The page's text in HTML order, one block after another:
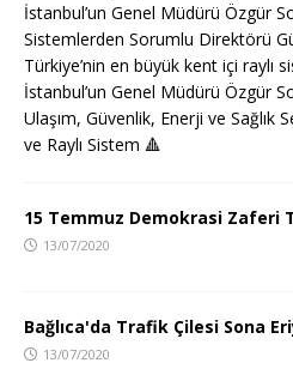
İstanbul’un Genel Müdürü Özgür
Sistemlerden Sorumlu Direktörü
Türkiye’nin en büyük kent içi raylı
İstanbul’un Genel Müdürü Özgür
Ulaşım, Güvenlik, Enerji ve Sağlık
ve Raylı Sistem 🔺
15 Temmuz Demokrasi Zaferi
13/07/2020
Bağlıca'da Trafik Çilesi Sona
13/07/2020